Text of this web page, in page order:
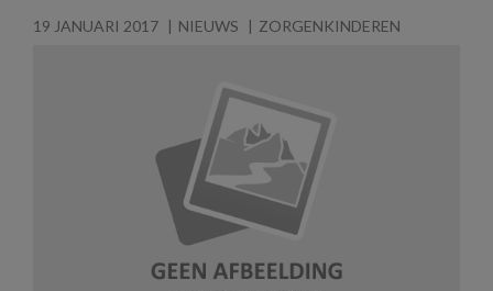
19 JANUARI 2017 NIEUWS ZORGENKINDEREN